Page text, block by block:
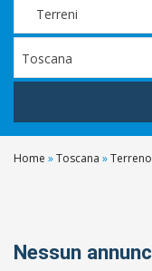
Terreni
Toscana
Home »Toscana »
Nessun